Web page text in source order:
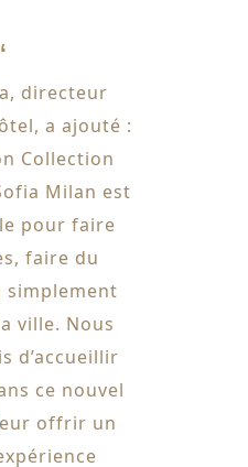
directeur
a ajouté :
Collection
Milan est
pour faire
faire du
simplement
ville. Nous
d’accueillir
ce nouvel
offrir un